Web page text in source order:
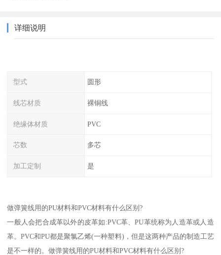
详细说明
型式 圆形
线芯材质 裸铜线
绝缘体材质 PVC
芯数 多芯
加工定制 是
做弹簧线用的PU材料和PVC材料有什么区别?
一般人会把合成革以外的皮革如:PVC革、PU革统称为人造革或人造
革。PVC和PU都是聚氯乙烯(一种塑料)，但是这两种产品的制造工艺
是不一样的。做弹簧线用的PU材料和PVC材料有什么区别?